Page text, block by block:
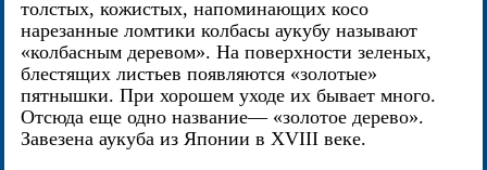
толстых, кожистых, напоминающих косо
нарезанные ломтики колбасы аукубу называют
«колбасным деревом». На поверхности зеленых,
блестящих листьев появляются «золотые»
пятнышки. При хорошем уходе их бывает много.
Отсюда еще одно название— «золотое дерево».
Завезена аукуба из Японии в XVIII веке.